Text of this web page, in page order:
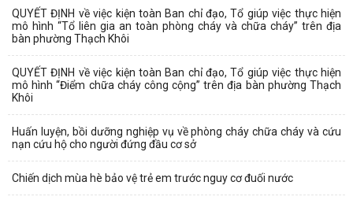
QUYẾT ĐỊNH về việc kiện toàn Ban chỉ đạo, Tổ giúp việc thực hiện
mô hình “Tổ liên gia an toàn phòng cháy và chữa cháy” trên địa
bàn phường Thạch Khôi
QUYẾT ĐỊNH về việc kiện toàn Ban chỉ đạo, Tổ giúp việc thực hiện
mô hình “Điểm chữa cháy công cộng” trên địa bàn phường Thạch
Khôi
Huấn luyện, bồi dưỡng nghiệp vụ về phòng cháy chữa cháy và cứu
nạn cứu hộ cho người đứng đầu cơ sở
Chiến dịch mùa hè bảo vệ trẻ em trước nguy cơ đuối nước